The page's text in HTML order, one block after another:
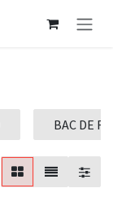
BAC DE